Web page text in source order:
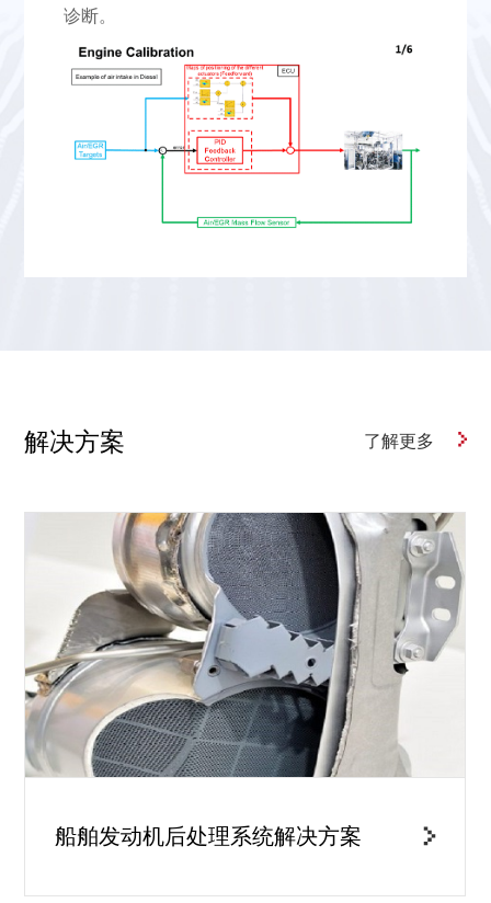
诊断。
解决方案 了解更多
船舶发动机后处理系统解决方案